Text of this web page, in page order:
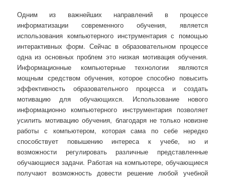
Одним из важнейших направлений в процессе
информатизации современного обучения, является
использования компьютерного инструментария с помощью
интерактивных форм. Сейчас в образовательном процессе
одна из основных проблем это низкая мотивация обучения.
Информационные компьютерные технологии являются
мощным средством обучения, которое способно повысить
эффективность образовательного процесса и создать
мотивацию для обучающихся. Использование нового
информационно компьютерного инструментария позволяет
усилить мотивацию обучения, благодаря не только новизне
работы с компьютером, которая сама по себе нередко
способствует повышению интереса к учебе, но и
возможности регулировать различные представленные
обучающиеся задачи. Работая на компьютере, обучающиеся
получают возможность довести решение любой учебной